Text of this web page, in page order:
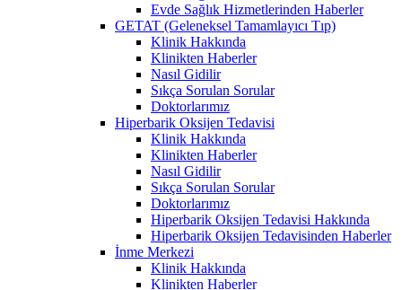
Evde Sağlık Hizmetlerinden Haberler
GETAT (Geleneksel Tamamlayıcı Tıp)
Klinik Hakkında
Klinikten Haberler
Nasıl Gidilir
Sıkça Sorulan Sorular
Doktorlarımız
Hiperbarik Oksijen Tedavisi
Klinik Hakkında
Klinikten Haberler
Nasıl Gidilir
Sıkça Sorulan Sorular
Doktorlarımız
Hiperbarik Oksijen Tedavisi Hakkında
Hiperbarik Oksijen Tedavisinden Haberler
İnme Merkezi
Klinik Hakkında
Klinikten Haberler